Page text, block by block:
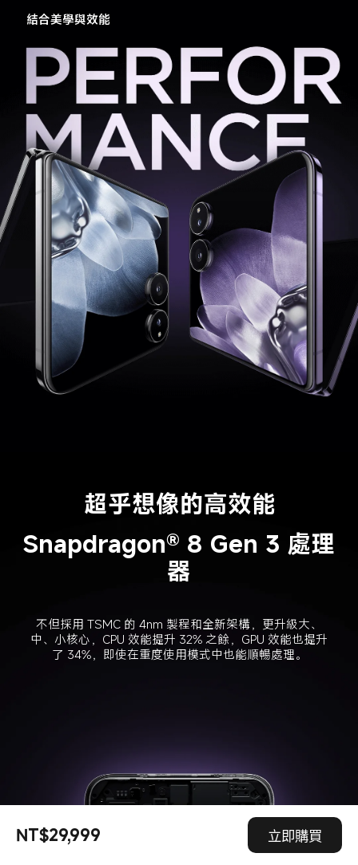
NT$29,999 立即購買
結合美學與效能
超乎想像的高效能
Snapdragon® 8 Gen 3 處理
器
不但採用 TSMC 的 4nm 製程和全新架構，更升級大、
中、小核心，CPU 效能提升 32% 之餘，GPU 效能也提升
了 34%，即使在重度使用模式中也能順暢處理。